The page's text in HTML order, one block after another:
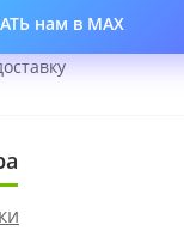
нам в MAX